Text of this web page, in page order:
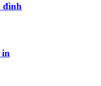
đình
in